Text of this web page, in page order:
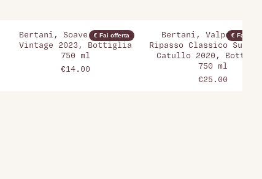
€ Fai offerta
Bertani, Soave Classico
Vintage 2023, Bottiglia
750 ml
€14.00
€ Fai
Bertani,
Ripasso Classico
Catullo 2020,
750 ml
€25.00